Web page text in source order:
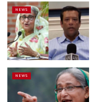
NEWS
NEWS